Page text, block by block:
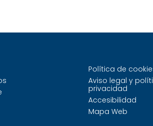
Política de
Aviso legal y
privacidad
Accesibilidad
Mapa Web